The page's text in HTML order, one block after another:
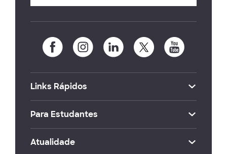
Links Rápidos
Para Estudantes
Atualidade